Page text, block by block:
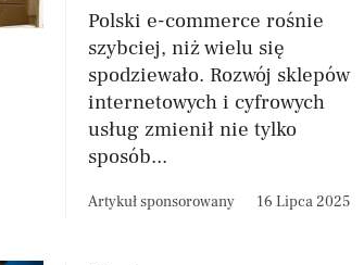
Polski e-commerce rośnie
szybciej, niż wielu się
spodziewało. Rozwój sklepów
internetowych i cyfrowych
usług zmienił nie tylko
sposób...
Artykuł sponsorowany 16 Lipca 2025